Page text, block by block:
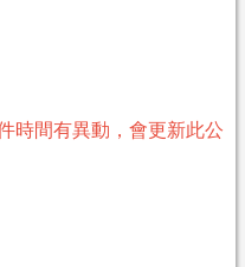
時間有異動，會更新此公